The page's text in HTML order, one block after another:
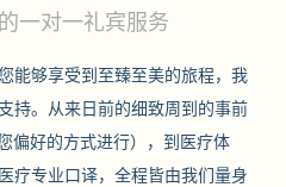
一对一礼宾服务
能够享受到至臻至美的旅程，我
持。从来日前的细致周到的事前
偏好的方式进行），到医疗体
疗专业口译，全程皆由我们量身